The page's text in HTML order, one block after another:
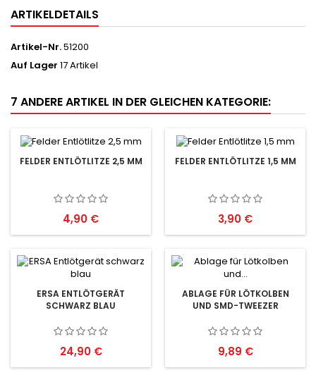
ARTIKELDETAILS
Artikel-Nr.51200
Auf Lager 17 Artikel
7 ANDERE ARTIKEL IN DER GLEICHEN KATEGORIE:
FELDER ENTLÖTLITZE 2,5 MM
Preis
4,90 €
FELDER ENTLÖTLITZE 1,5 MM
Preis
3,90 €
ERSA ENTLÖTGERÄT
SCHWARZ BLAU
Preis
24,90 €
ABLAGE FÜR LÖTKOLBEN
UND SMD-TWEEZER
Preis
9,89 €